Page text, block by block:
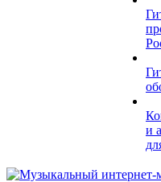
и